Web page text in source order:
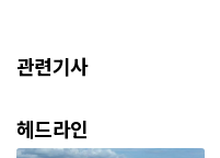
관련기사
헤드라인